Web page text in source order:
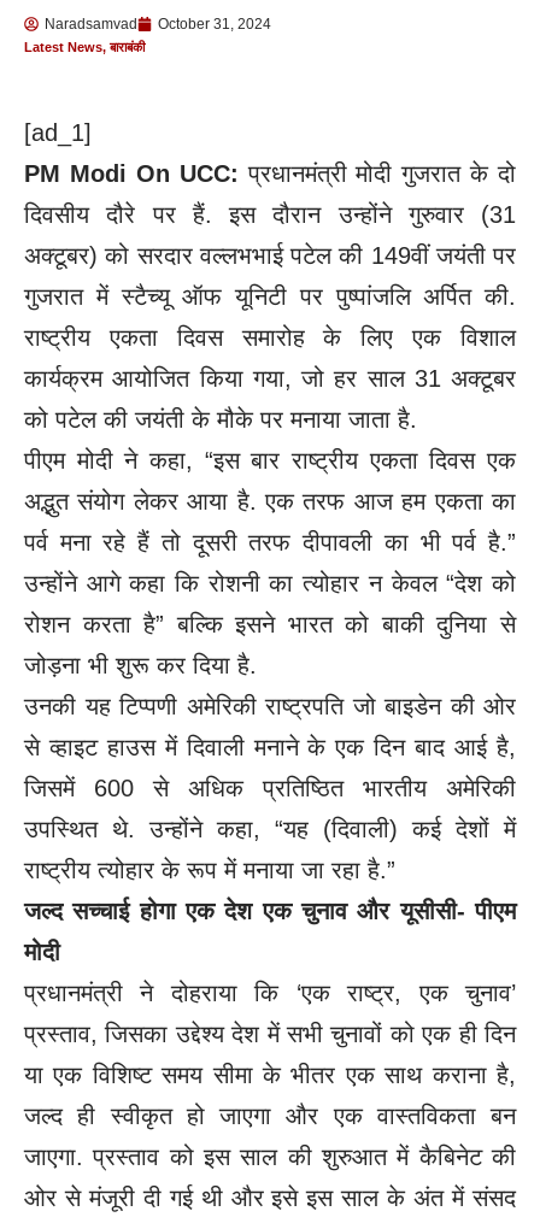
कर स्व. पं. कन्हैयालाल शुक्ल को दी श्रद्धांजलि !
पोर्टल पहुंची साधन सहकारी समिति की शिकायत जांच के आदेश
की मांग
Naradsamvad October 31, 2024
Latest News,बाराबंकी
[ad_1]
PM Modi On UCC: प्रधानमंत्री मोदी गुजरात के दो
दिवसीय दौरे पर हैं. इस दौरान उन्होंने गुरुवार (31
अक्टूबर) को सरदार वल्लभभाई पटेल की 149वीं जयंती पर
गुजरात में स्टैच्यू ऑफ यूनिटी पर पुष्पांजलि अर्पित की.
राष्ट्रीय एकता दिवस समारोह के लिए एक विशाल
कार्यक्रम आयोजित किया गया, जो हर साल 31 अक्टूबर
को पटेल की जयंती के मौके पर मनाया जाता है.
पीएम मोदी ने कहा, “इस बार राष्ट्रीय एकता दिवस एक
अद्भुत संयोग लेकर आया है. एक तरफ आज हम एकता का
पर्व मना रहे हैं तो दूसरी तरफ दीपावली का भी पर्व है.”
उन्होंने आगे कहा कि रोशनी का त्योहार न केवल “देश को
रोशन करता है” बल्कि इसने भारत को बाकी दुनिया से
जोड़ना भी शुरू कर दिया है.
उनकी यह टिप्पणी अमेरिकी राष्ट्रपति जो बाइडेन की ओर
से व्हाइट हाउस में दिवाली मनाने के एक दिन बाद आई है,
जिसमें 600 से अधिक प्रतिष्ठित भारतीय अमेरिकी
उपस्थित थे. उन्होंने कहा, “यह (दिवाली) कई देशों में
राष्ट्रीय त्योहार के रूप में मनाया जा रहा है.”
जल्द सच्चाई होगा एक देश एक चुनाव और यूसीसी- पीएम
मोदी
प्रधानमंत्री ने दोहराया कि ‘एक राष्ट्र, एक चुनाव’
प्रस्ताव, जिसका उद्देश्य देश में सभी चुनावों को एक ही दिन
या एक विशिष्ट समय सीमा के भीतर एक साथ कराना है,
जल्द ही स्वीकृत हो जाएगा और एक वास्तविकता बन
जाएगा. प्रस्ताव को इस साल की शुरुआत में कैबिनेट की
ओर से मंजूरी दी गई थी और इसे इस साल के अंत में संसद